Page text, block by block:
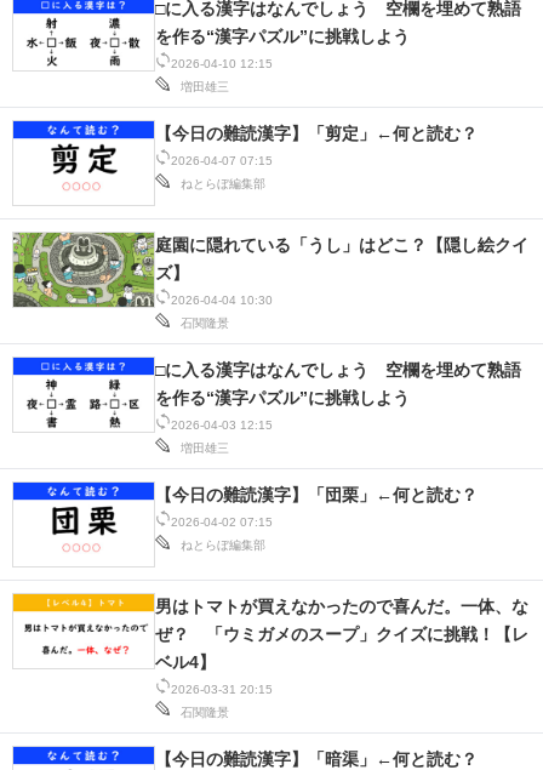
2026-04-10 12:15
増田雄三
□に入る漢字はなんでしょう 空欄を埋めて熟語
を作る“漢字パズル”に挑戦しよう
2026-04-07 07:15
ねとらぼ編集部
【今日の難読漢字】「剪定」←何と読む？
2026-04-04 10:30
石関隆景
庭園に隠れている「うし」はどこ？【隠し絵クイ
ズ】
2026-04-03 12:15
増田雄三
□に入る漢字はなんでしょう 空欄を埋めて熟語
を作る“漢字パズル”に挑戦しよう
2026-04-02 07:15
ねとらぼ編集部
【今日の難読漢字】「団栗」←何と読む？
2026-03-31 20:15
石関隆景
男はトマトが買えなかったので喜んだ。一体、な
ぜ？ 「ウミガメのスープ」クイズに挑戦！【レ
ベル4】
【今日の難読漢字】「暗渠」←何と読む？